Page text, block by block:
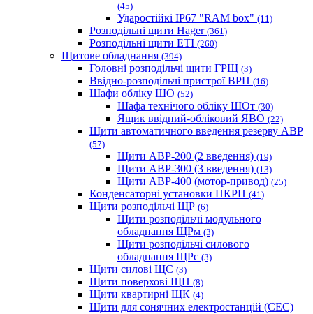
(45)
Ударостійкі IP67 "RAM box" (11)
Розподільні щити Hager (361)
Розподільні щити ETI (260)
Щитове обладнання (394)
Головні розподільчі щити ГРЩ (3)
Ввідно-розподільчі пристрої ВРП (16)
Шафи обліку ШО (52)
Шафа технічого обліку ШОт (30)
Ящик ввідний-обліковий ЯВО (22)
Щити автоматичного введення резерву АВР
(57)
Щити АВР-200 (2 введення) (19)
Щити АВР-300 (3 введення) (13)
Щити АВР-400 (мотор-привод) (25)
Конденсаторні установки ПКРП (41)
Щити розподільчі ЩР (6)
Щити розподільчі модульного
обладнання ЩРм (3)
Щити розподільчі силового
обладнання ЩРс (3)
Щити силові ЩС (3)
Щити поверхові ЩП (8)
Щити квартирні ЩК (4)
Щити для сонячних електростанцій (СЕС)